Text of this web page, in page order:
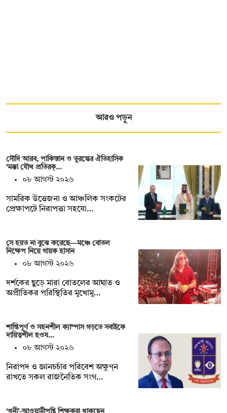
আরও পড়ুন
সৌদি আরব, পাকিস্তান ও তুরস্কের ঐতিহাসিক
‘মক্কা যৌথ প্রতিরক্…
০৮ আগস্ট ২০২৬
সামরিক উত্তেজনা ও আঞ্চলিক সংকটের
প্রেক্ষাপটে নিরাপত্তা সহযো…
সে হয়ত না ‍বুঝে করেছে—মঞ্চে বোতল
নিক্ষেপ নিয়ে গায়ক হাসান
০৮ আগস্ট ২০২৬
দর্শকের ছুড়ে মারা বোতলের আঘাত ও
অপ্রীতিকর পরিস্থিতির মুখোমু…
শান্তিপূর্ণ ও সহনশীল ক্যাম্পাস গড়তে সবাইকে
দায়িত্বশীল হওয…
০৮ আগস্ট ২০২৬
নিরাপদ ও জ্ঞানচর্চার পরিবেশ অক্ষুণ্ন
রাখতে সকল রাজনৈতিক সংগ…
‘খুনী’-আওয়ামীপন্থি শিক্ষকরা থাকছেন